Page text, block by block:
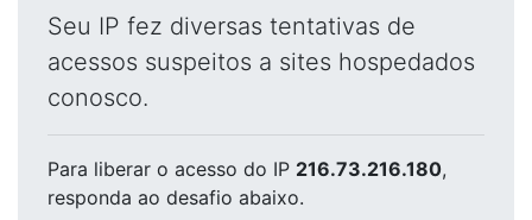
Seu IP fez diversas tentativas de
acessos suspeitos a sites hospedados
conosco.
Para liberar o acesso do IP 216.73.216.180,
responda ao desafio abaixo.